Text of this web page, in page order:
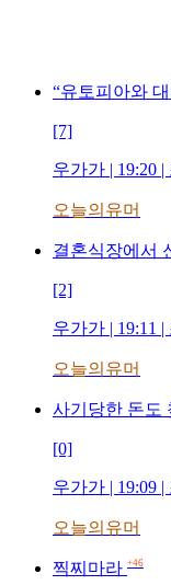
“유토피아와
[7]
우가가 | 19:20 |
오늘의유머
결혼식장에서
[2]
우가가 | 19:11 |
오늘의유머
사기당한 돈도
[0]
우가가 | 19:09 |
오늘의유머
찍찌마라 +46